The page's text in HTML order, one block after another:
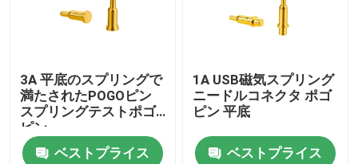
3A 平底のスプリングで
満たされたPOGOピン
スプリングテストポゴ
ピン
ベストプライス
1A USB磁気スプリング
ニードルコネクタ ポゴ
ピン 平底
ベストプライス